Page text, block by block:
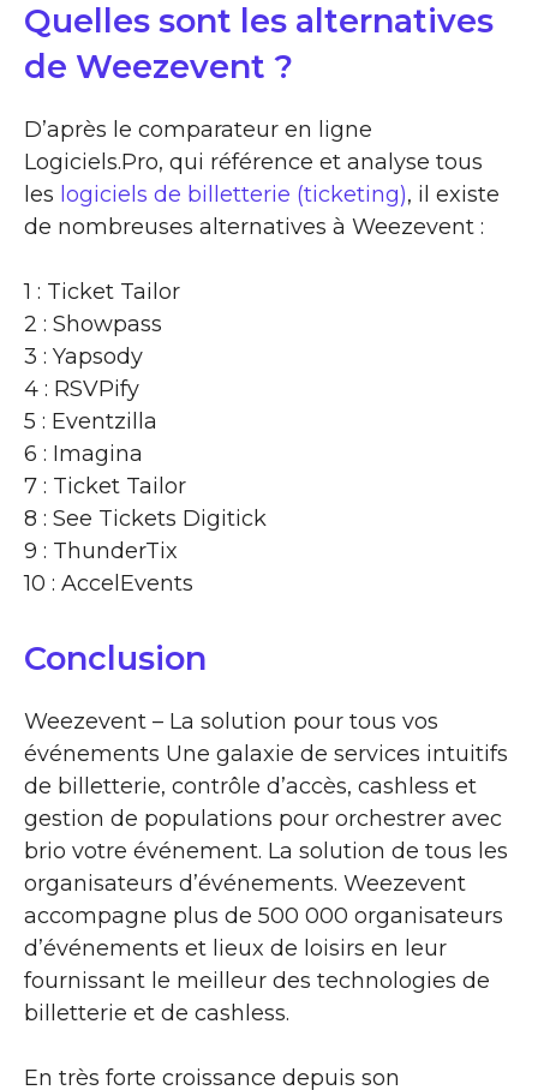
Quelles sont les alternatives
de Weezevent ?
D’après le comparateur en ligne
Logiciels.Pro, qui référence et analyse tous
les logiciels de billetterie (ticketing), il existe
de nombreuses alternatives à Weezevent :
1 : Ticket Tailor
2 : Showpass
3 : Yapsody
4 : RSVPify
5 : Eventzilla
6 : Imagina
7 : Ticket Tailor
8 : See Tickets Digitick
9 : ThunderTix
10 : AccelEvents
Conclusion
Weezevent – La solution pour tous vos
événements Une galaxie de services intuitifs
de billetterie, contrôle d’accès, cashless et
gestion de populations pour orchestrer avec
brio votre événement. La solution de tous les
organisateurs d’événements. Weezevent
accompagne plus de 500 000 organisateurs
d’événements et lieux de loisirs en leur
fournissant le meilleur des technologies de
billetterie et de cashless.
En très forte croissance depuis son